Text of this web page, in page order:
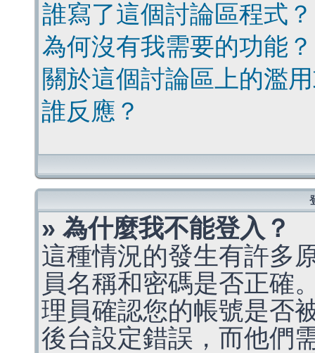
誰寫了這個討論區程式？
為何沒有我需要的功能？
關於這個討論區上的濫
誰反應？
» 為什麼我不能登入？
這種情況的發生有許多
員名稱和密碼是否正確
理員確認您的帳號是否
後台設定錯誤，而他們